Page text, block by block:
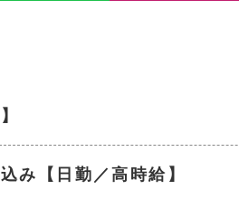
み【日勤／高時給】